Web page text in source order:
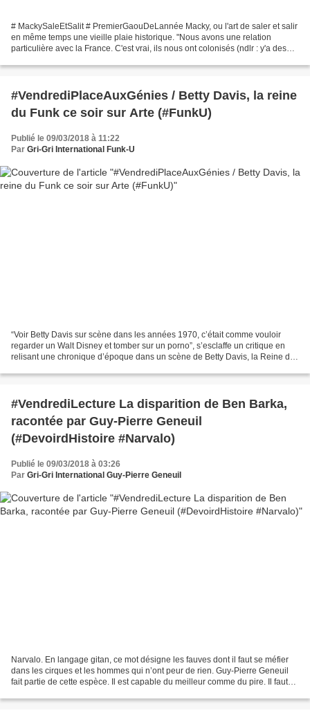
# MackySaleEtSalit # PremierGaouDeLannée Macky, ou l'art de saler et salir
en même temps une vieille plaie historique. "Nous avons une relation
particulière avec la France. C'est vrai, ils nous ont colonisés (ndlr : y'a des
#VendrediPlaceAuxGénies / Betty Davis, la reine
du Funk ce soir sur Arte (#FunkU)
Publié le 09/03/2018 à 11:22
Par Gri-Gri International Funk-U
“Voir Betty Davis sur scène dans les années 1970, c’était comme vouloir
regarder un Walt Disney et tomber sur un porno”, s’esclaffe un critique en
relisant une chronique d’époque dans un scène de Betty Davis, la Reine du
#VendrediLecture La disparition de Ben Barka,
racontée par Guy-Pierre Geneuil
(#DevoirdHistoire #Narvalo)
Publié le 09/03/2018 à 03:26
Par Gri-Gri International Guy-Pierre Geneuil
Narvalo. En langage gitan, ce mot désigne les fauves dont il faut se méfier
dans les cirques et les hommes qui n’ont peur de rien. Guy-Pierre Geneuil
fait partie de cette espèce. Il est capable du meilleur comme du pire. Il faut